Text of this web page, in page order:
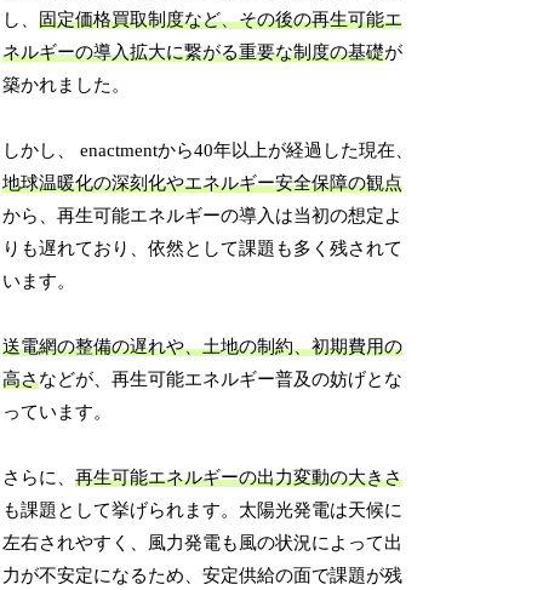
し、固定価格買取制度など、その後の再生可能エ
ネルギーの導入拡大に繋がる重要な制度の基礎が
築かれました。
しかし、 enactmentから40年以上が経過した現在、
地球温暖化の深刻化やエネルギー安全保障の観点
から、再生可能エネルギーの導入は当初の想定よ
りも遅れており、依然として課題も多く残されて
います。
送電網の整備の遅れや、土地の制約、初期費用の
高さなどが、再生可能エネルギー普及の妨げとな
っています。
さらに、再生可能エネルギーの出力変動の大きさ
も課題として挙げられます。太陽光発電は天候に
左右されやすく、風力発電も風の状況によって出
力が不安定になるため、安定供給の面で課題が残